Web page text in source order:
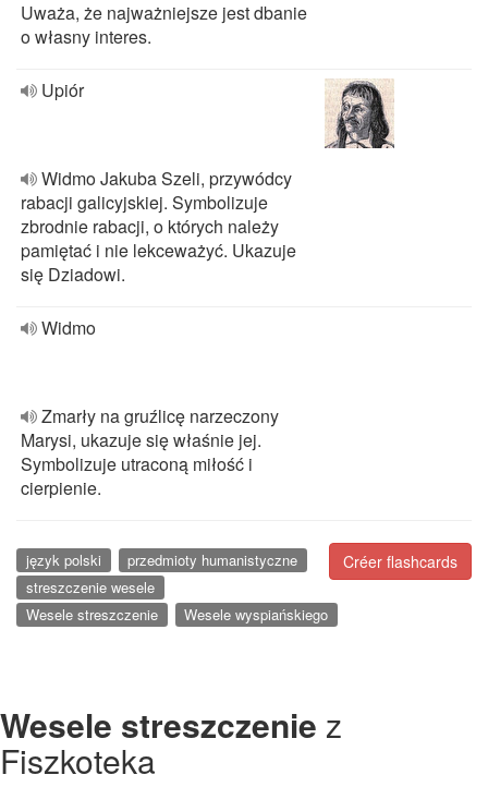
Uważa, że najważniejsze jest dbanie
o własny interes.
Upiór
Widmo Jakuba Szeli, przywódcy
rabacji galicyjskiej. Symbolizuje
zbrodnie rabacji, o których należy
pamiętać i nie lekceważyć. Ukazuje
się Dziadowi.
Widmo
Zmarły na gruźlicę narzeczony
Marysi, ukazuje się właśnie jej.
Symbolizuje utraconą miłość i
cierpienie.
Créer flashcards
język polski
przedmioty humanistyczne
streszczenie wesele
Wesele streszczenie
Wesele wyspiańskiego
Wesele streszczenie z
Fiszkoteka